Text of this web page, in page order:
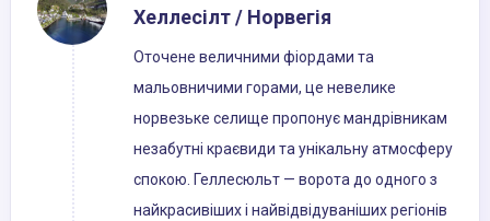
Хеллесілт / Норвегія
Оточене величними фіордами та
мальовничими горами, це невелике
норвезьке селище пропонує мандрівникам
незабутні краєвиди та унікальну атмосферу
спокою. Геллесюльт — ворота до одного з
найкрасивіших і найвідвідуваніших регіонів